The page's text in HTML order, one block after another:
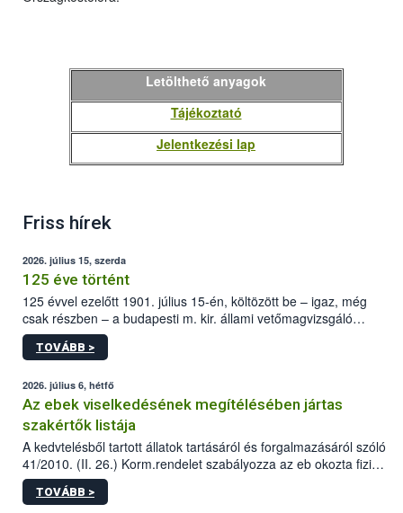
Letölthető anyagok
Tájékoztató
Jelentkezési lap
Friss hírek
2026. július 15, szerda
125 éve történt
125 évvel ezelőtt 1901. július 15-én, költözött be – igaz, még
csak részben – a budapesti m. kir. állami vetőmagvizsgáló
állomás a Kis Rókus utca 15. szám alatti, Czigler Győző által
tervezett új épületébe.
TOVÁBB >
2026. július 6, hétfő
Az ebek viselkedésének megítélésében jártas
szakértők listája
A kedvtelésből tartott állatok tartásáról és forgalmazásáról szóló
41/2010. (II. 26.) Korm.rendelet szabályozza az eb okozta fizikai
sérülés, illetve ennek veszélye keletkezésekor felmerülő
hatósági feladatokat, valamint a veszélyes eb tartását és annak
TOVÁBB >